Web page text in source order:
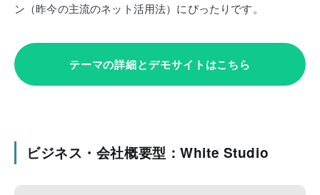
ン（昨今の主流のネット活用法）にぴったりです。
テーマの詳細とデモサイトはこちら
ビジネス・会社概要型：White Studio